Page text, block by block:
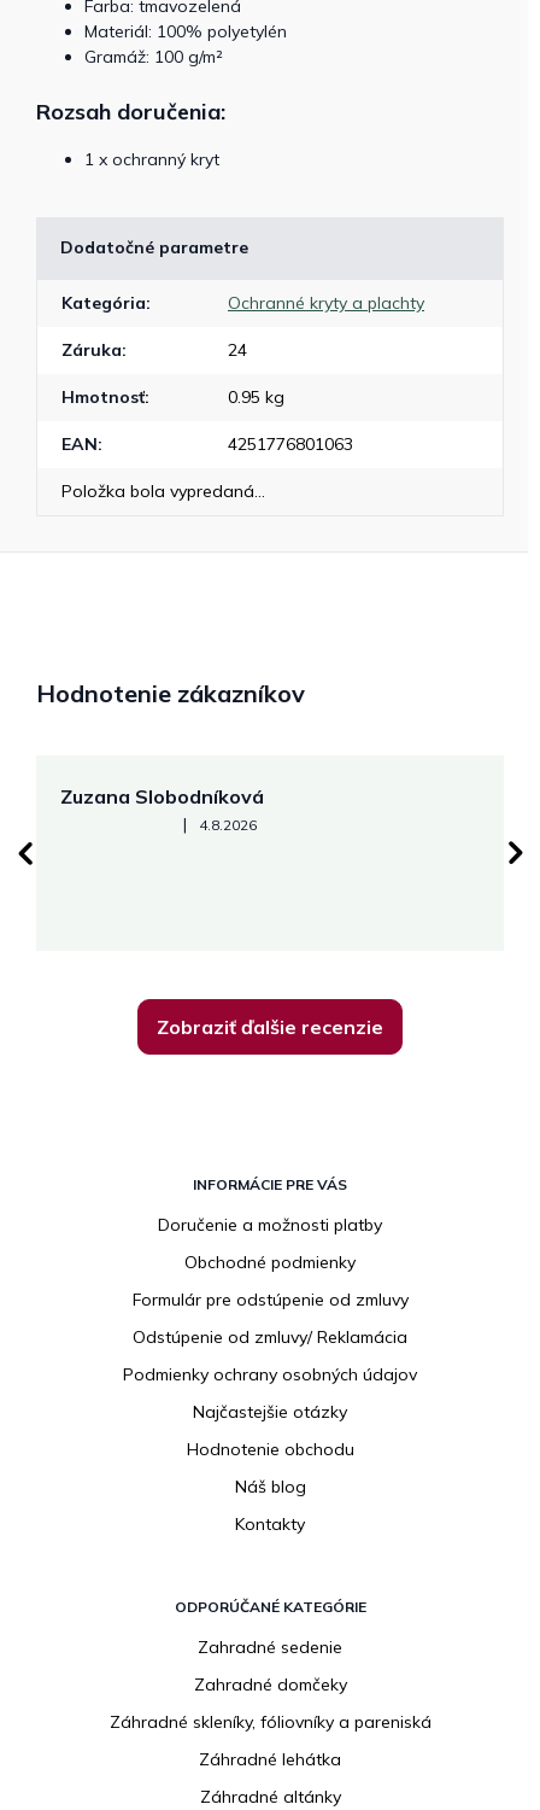
Farba: tmavozelená
Materiál: 100% polyetylén
Gramáž: 100 g/m²
Rozsah doručenia:
1 x ochranný kryt
Dodatočné parametre
Kategória: Ochranné kryty a plachty
Záruka: 24
Hmotnosť: 0.95 kg
EAN: 4251776801063
Položka bola vypredaná…
Hodnotenie zákazníkov
Zuzana Slobodníková
Hodnotenie obchodu je 5 z 5 hviezdičiek.
| 4.8.2026
Zobraziť ďalšie recenzie
INFORMÁCIE PRE VÁS
Doručenie a možnosti platby
Obchodné podmienky
Formulár pre odstúpenie od zmluvy
Odstúpenie od zmluvy/ Reklamácia
Podmienky ochrany osobných údajov
Najčastejšie otázky
Hodnotenie obchodu
Náš blog
Kontakty
ODPORÚČANÉ KATEGÓRIE
Zahradné sedenie
Zahradné domčeky
Záhradné skleníky, fóliovníky a pareniská
Záhradné lehátka
Záhradné altánky